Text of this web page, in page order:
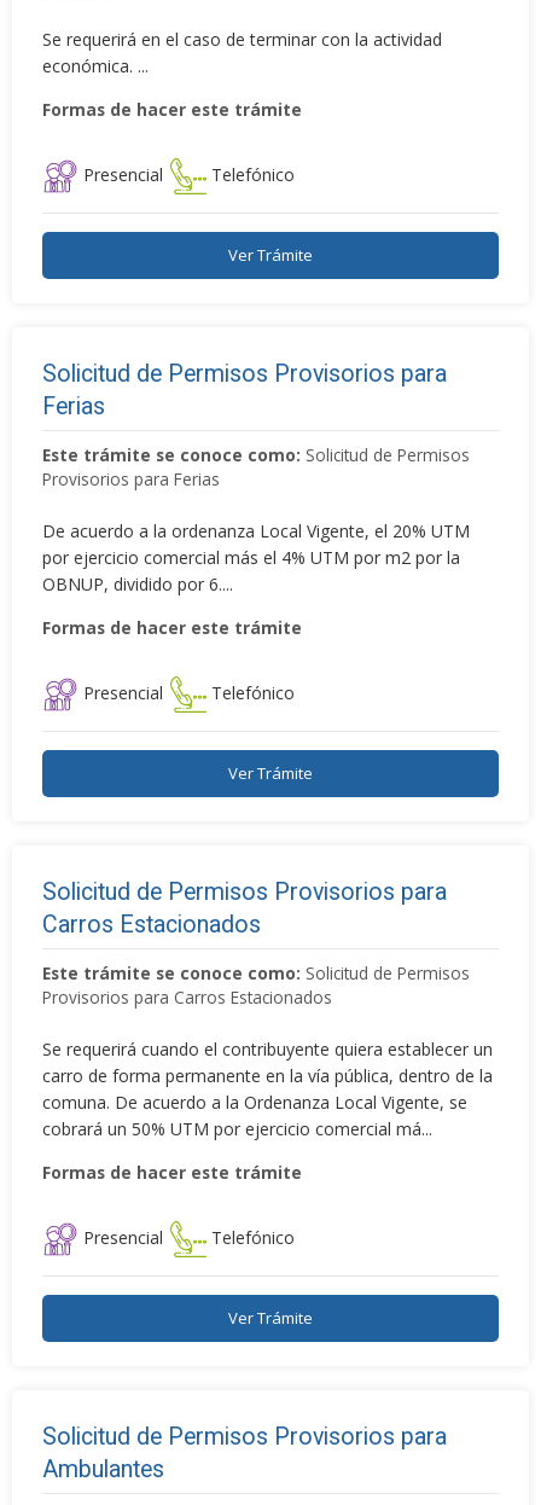
Se requerirá en el caso de terminar con la actividad
económica. ...
Formas de hacer este trámite
Presencial Telefónico
Ver Trámite
Solicitud de Permisos Provisorios para
Ferias
Este trámite se conoce como: Solicitud de Permisos
Provisorios para Ferias
De acuerdo a la ordenanza Local Vigente, el 20% UTM
por ejercicio comercial más el 4% UTM por m2 por la
OBNUP, dividido por 6....
Formas de hacer este trámite
Presencial Telefónico
Ver Trámite
Solicitud de Permisos Provisorios para
Carros Estacionados
Este trámite se conoce como: Solicitud de Permisos
Provisorios para Carros Estacionados
Se requerirá cuando el contribuyente quiera establecer un
carro de forma permanente en la vía pública, dentro de la
comuna. De acuerdo a la Ordenanza Local Vigente, se
cobrará un 50% UTM por ejercicio comercial má...
Formas de hacer este trámite
Presencial Telefónico
Ver Trámite
Solicitud de Permisos Provisorios para
Ambulantes